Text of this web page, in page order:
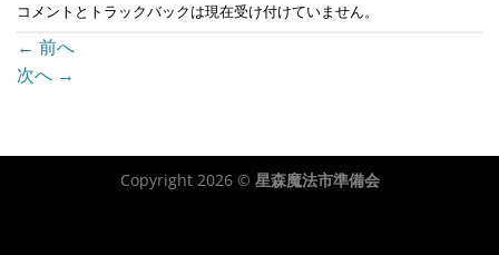
コメントとトラックバックは現在受け付けていません。
← 前へ
次へ →
Copyright 2026 © 星森魔法市準備会